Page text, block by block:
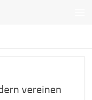
vereinen